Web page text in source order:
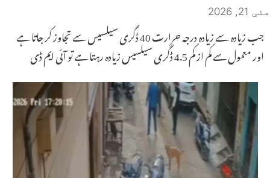
مئی 21, 2026
جب زیادہ سے زیادہ درجہ حرارت 40 ڈگری سیلسیس سے تجاوز کر جاتا ہے
اور معمول سے کم از کم 4.5 ڈگری سیلسیس زیادہ رہتا ہے تو آئی ایم ڈی